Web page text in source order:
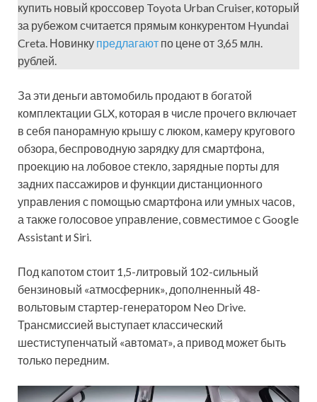
купить новый кроссовер Toyota Urban Cruiser, который
за рубежом считается прямым конкурентом Hyundai
Creta. Новинку предлагают по цене от 3,65 млн.
рублей.
За эти деньги автомобиль продают в богатой
комплектации GLX, которая в числе прочего включает
в себя панорамную крышу с люком, камеру кругового
обзора, беспроводную зарядку для смартфона,
проекцию на лобовое стекло, зарядные порты для
задних пассажиров и функции дистанционного
управления с помощью смартфона или умных часов,
а также голосовое управление, совместимое с Google
Assistant и Siri.
Под капотом стоит 1,5-литровый 102-сильный
бензиновый «атмосферник», дополненный 48-
вольтовым стартер-генератором Neo Drive.
Трансмиссией выступает классический
шестиступенчатый «автомат», а привод может быть
только передним.